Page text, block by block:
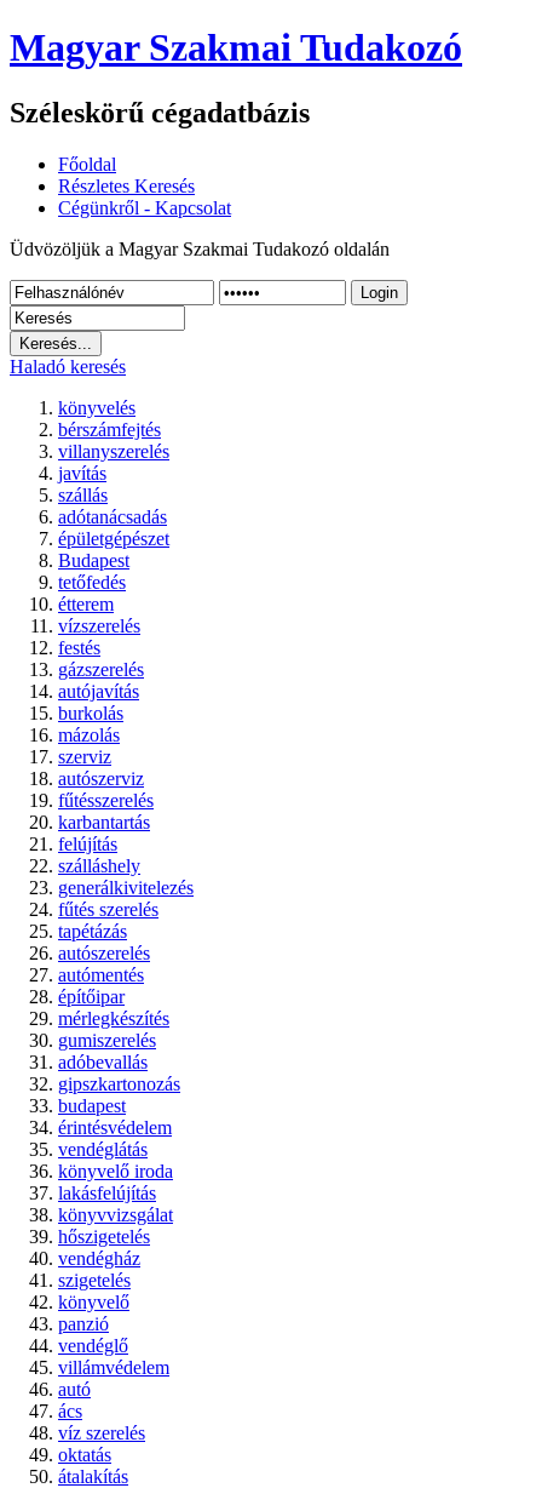
Magyar Szakmai Tudakozó
Széleskörű cégadatbázis
Főoldal
Részletes Keresés
Cégünkről - Kapcsolat
Üdvözöljük a Magyar Szakmai Tudakozó oldalán
Login
Haladó keresés
könyvelés
bérszámfejtés
villanyszerelés
javítás
szállás
adótanácsadás
épületgépészet
Budapest
tetőfedés
étterem
vízszerelés
festés
gázszerelés
autójavítás
burkolás
mázolás
szerviz
autószerviz
fűtésszerelés
karbantartás
felújítás
szálláshely
generálkivitelezés
fűtés szerelés
tapétázás
autószerelés
autómentés
építőipar
mérlegkészítés
gumiszerelés
adóbevallás
gipszkartonozás
budapest
érintésvédelem
vendéglátás
könyvelő iroda
lakásfelújítás
könyvvizsgálat
hőszigetelés
vendégház
szigetelés
könyvelő
panzió
vendéglő
villámvédelem
autó
ács
víz szerelés
oktatás
átalakítás